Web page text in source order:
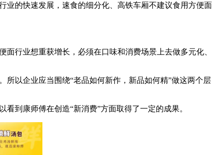
业的快速发展，速食的细分化、高铁车厢不建议食用方便面
行业想重获增长，必须在口味和消费场景上去做多元化、
以企业应当围绕“老品如何新作，新品如何精”做这两个层
到康师傅在创造“新消费”方面取得了一定的成果。